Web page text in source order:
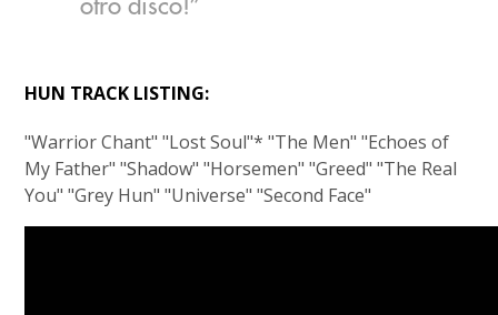
otro disco!”
HUN TRACK LISTING:
"Warrior Chant" "Lost Soul"* "The Men" "Echoes of
My Father" "Shadow" "Horsemen" "Greed" "The Real
You" "Grey Hun" "Universe" "Second Face"